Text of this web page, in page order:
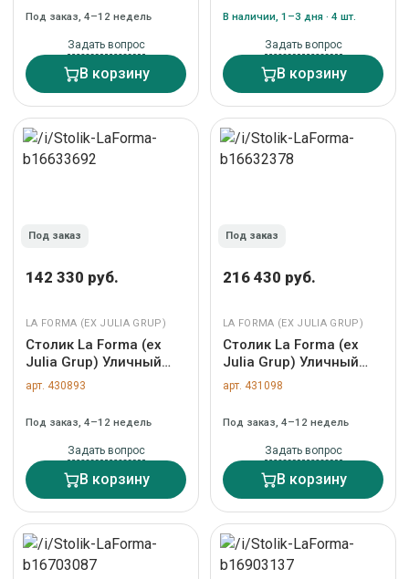
157161
Под заказ, 4–12 недель
Задать вопрос
В корзину
зеленой отделкой Ø35
см арт. 299296
В наличии, 1–3 дня · 4 шт.
Задать вопрос
В корзину
Под заказ
142 330 руб.
LA FORMA (ЕХ JULIA GRUP)
Столик La Forma (ех
Julia Grup) Уличный
столик Orosei из
спеченного камня,
и бежевой веревки, 90
см арт. 482900
арт. 430893
Под заказ, 4–12 недель
Задать вопрос
В корзину
Под заказ
216 430 руб.
LA FORMA (ЕХ JULIA GRUP)
Столик La Forma (ех
Julia Grup) Уличный
столик круглый Esilda
зеленый из цемента и
Ø70 см арт. 263225
арт. 431098
Под заказ, 4–12 недель
Задать вопрос
В корзину